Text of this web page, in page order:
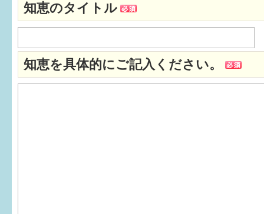
知恵のタイトル
知恵を具体的にご記入ください。
さまざまな支援
子育てカレンダー
妊娠